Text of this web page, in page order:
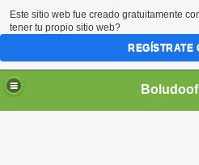
Este sitio web fue creado gratuitamente
tener tu propio sitio web?
REGÍSTRATE